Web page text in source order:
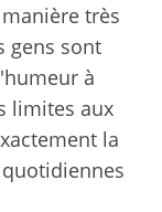
très
gens sont
à
limites aux
la